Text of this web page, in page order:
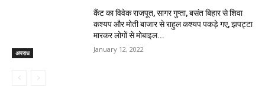
अपराध
कैंट का विवेक राजपूत, सागर गुप्ता, बसंत बिहार से शिवा
कश्यप और मोती बाजार से राहुल कश्यप पकड़े गए, झपट्टा
मारकर लोगों से मोबाइल...
January 12, 2022